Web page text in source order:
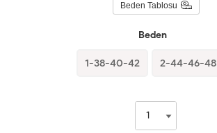
Beden Tablosu
Beden
1-38-40-42 2-44-46-48